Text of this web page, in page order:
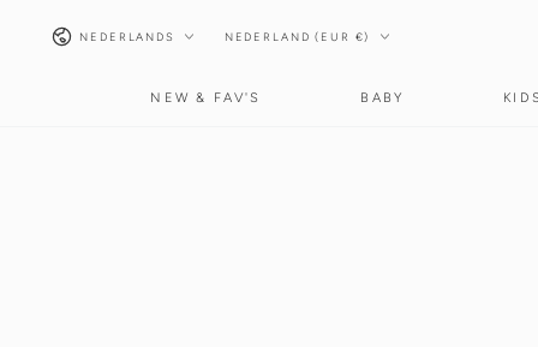
Taal NEDERLANDS Land/regio
NEDERLAND (EUR €)
NEW & FAV'S BABY KIDS